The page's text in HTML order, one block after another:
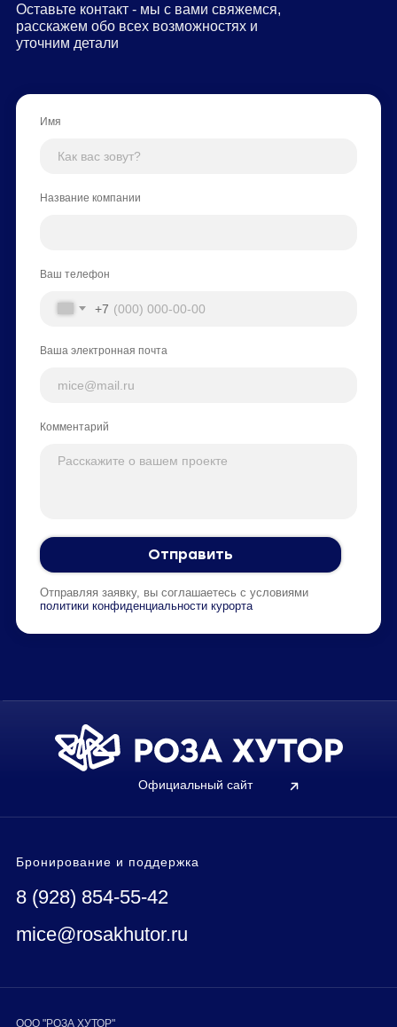
Имя
Название компании
Ваш телефон
+7
Ваша электронная почта
Комментарий
Отправить
Отправляя заявку, вы соглашаетесь с условиями
политики конфиденциальности курорта
Оставьте контакт - мы с вами свяжемся,
расскажем обо всех возможностях и
уточним детали
ООО "РОЗА ХУТОР"
Официальный сайт
mice@rosakhutor.ru
8 (928) 854-55-42
Бронирование и поддержка